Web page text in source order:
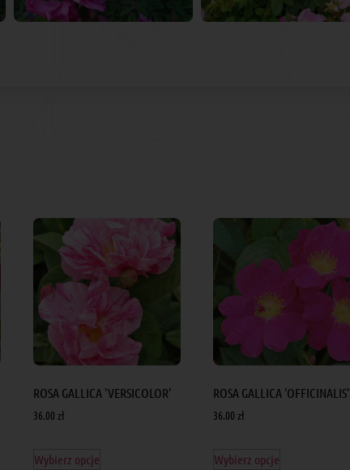
ROSA GALLICA 'VERSICOLOR’
36.00 zł
Wybierz opcje
ROSA GALLICA 'OFFICINALIS’
36.00 zł
Wybierz opcje